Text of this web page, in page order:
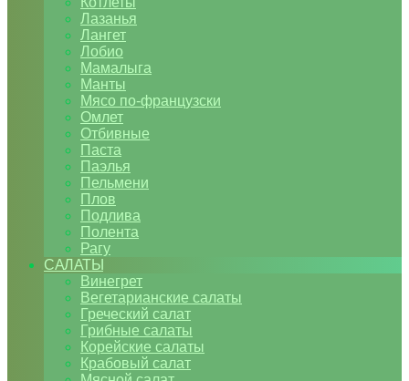
Лазанья
Лангет
Лобио
Мамалыга
Манты
Мясо по-французски
Омлет
Отбивные
Паста
Паэлья
Пельмени
Плов
Подлива
Полента
Рагу
САЛАТЫ
Винегрет
Вегетарианские салаты
Греческий салат
Грибные салаты
Корейские салаты
Крабовый салат